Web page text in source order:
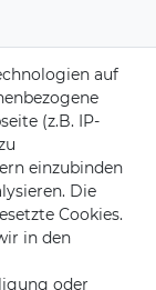
auf
(z.B. IP-
einzubinden
Die
Cookies.
in den
oder